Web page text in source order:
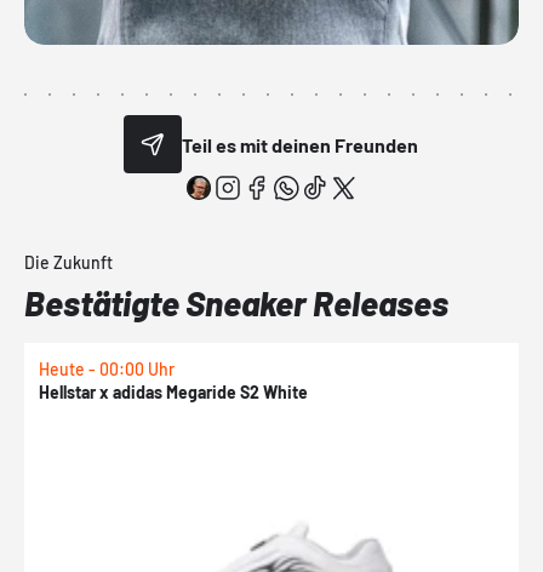
Teil es mit deinen Freunden
Die Zukunft
Bestätigte Sneaker Releases
Heute - 00:00 Uhr
Hellstar x adidas Megaride S2 White